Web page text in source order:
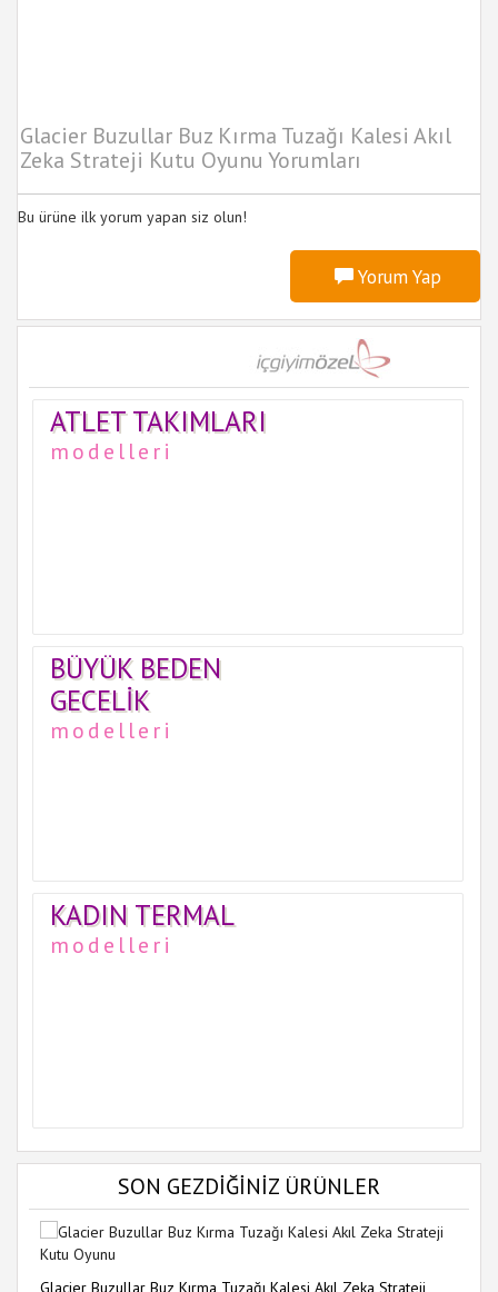
Glacier Buzullar Buz Kırma Tuzağı Kalesi Akıl
Zeka Strateji Kutu Oyunu Yorumları
Bu ürüne ilk yorum yapan siz olun!
Yorum Yap
ATLET TAKIMLARI
modelleri
BÜYÜK BEDEN
GECELIK
modelleri
KADIN TERMAL
modelleri
SON GEZDİĞİNİZ ÜRÜNLER
Glacier Buzullar Buz Kırma Tuzağı Kalesi Akıl Zeka Strateji